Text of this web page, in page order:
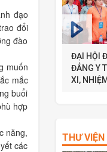
đạo
đổi
đào
muốn
mắc
buổi
hợp
năng,
các
ĐẠI HỘI
ĐẲNG Y
XI,
THƯ VIỆN